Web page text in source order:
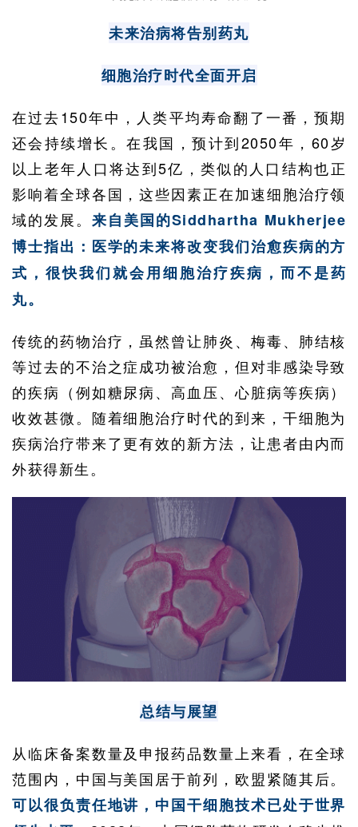
生
医
学
临
床
转
化
会
展
活
动
关
登录 注册
未来治病将告别药丸
细胞治疗时代全面开启
在过去150年中，人类平均寿命翻了一番，预期
还会持续增长。在我国，预计到2050年，60岁
以上老年人口将达到5亿，类似的人口结构也正
影响着全球各国，这些因素正在加速细胞治疗领
域的发展。 来自美国的Siddhartha Mukherjee
博士指出：医学的未来将改变我们治愈疾病的方
式，很快我们就会用细胞治疗疾病，而不是药
丸。
传统的药物治疗，虽然曾让肺炎、梅毒、肺结核
等过去的不治之症成功被治愈，但对非感染导致
的疾病（例如糖尿病、高血压、心脏病等疾病）
收效甚微。随着细胞治疗时代的到来，干细胞为
疾病治疗带来了更有效的新方法，让患者由内而
外获得新生。
总结与展望
从临床备案数量及申报药品数量上来看，在全球
范围内，中国与美国居于前列，欧盟紧随其后。
可以很负责任地讲，中国干细胞技术已处于世界